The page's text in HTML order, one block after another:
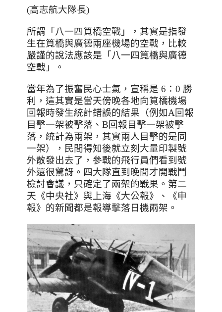
(高志航大隊長)
所謂「八一四筧橋空戰」，其實是指發
生在筧橋與廣德兩座機場的空戰，比較
嚴謹的說法應該是「八一四筧橋與廣德
空戰」。
當年為了振奮民心士氣，宣稱是 6：0 勝
利，這其實是當天傍晚各地向筧橋機場
回報時發生統計錯誤的結果（例如A回報
目擊一架被擊落 、B回報目擊一架被擊
落，統計為兩架，其實兩人目擊的是同
一架），民間得知後就立刻大量印製號
外散發出去了，參戰的飛行員們看到號
外還很驚訝 。 四大隊直到晚間才開戰鬥
檢討會議，只確定了兩架的戰果。第二
天 《中央社》與 上海《大公報》 、
《申
報》的新聞都是報導擊落日機兩架。